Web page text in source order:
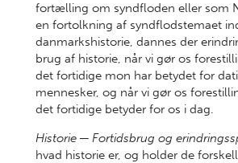
fortælling om syndfloden eller som
en fortolkning af syndflodstemaet
danmarkshistorie, dannes der
brug af historie, når vi gør os
det fortidige mon har betydet for
mennesker, og når vi gør os
det fortidige betyder for os i dag.
Historie ─ Fortidsbrug og
hvad historie er, og holder de